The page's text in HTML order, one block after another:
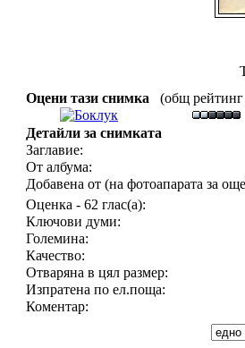
Оцени тази снимка
(общ рейтинг
Детайли за снимката
Заглавие:
От албума:
Добавена от (на фотоапарата за
Оценка - 62 глас(а):
Ключови думи:
Големина:
Качество:
Отваряна в цял размер:
Изпратена по ел.поща:
Коментар: